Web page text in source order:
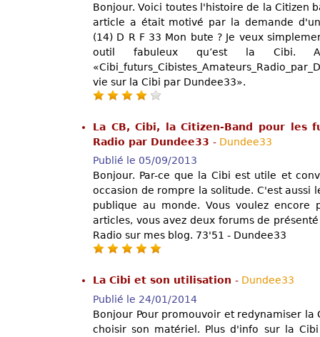
Bonjour. Voici toutes l'histoire de la Citizen
article a était motivé par la demande
(14) D R F 33 Mon bute ? Je veux
outil fabuleux qu’est la Cibi.
vie sur la Cibi par Dundee33».
La CB, Cibi, la Citizen-Band pour les
Radio par Dundee33 - Dundee33
Publié le 05/09/2013
Bonjour. Par-ce que la Cibi est utile et
occasion de rompre la solitude. C'est aussi
publique au monde. Vous voulez encore
articles, vous avez deux forums de
Radio sur mes blog. 73'51 - Dundee33
La Cibi et son utilisation - Dundee33
Publié le 24/01/2014
Bonjour Pour promouvoir et redynamiser la
choisir son matériel. Plus d'info sur la